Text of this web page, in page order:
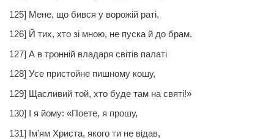
125] Мене, що бився у ворожій раті,
126] Й тих, хто зі мною, не пуска й до брам.
127] А в тронній владаря світів палаті
128] Усе пристойне пишному кошу,
129] Щасливий той, хто буде там на святі!»
130] І я йому: «Поете, я прошу,
131] Ім’ям Христа, якого ти не відав,